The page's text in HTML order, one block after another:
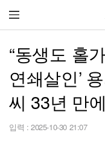
“동생도 홀
연쇄살인’
씨 33년 만
입력 : 2025-10-30 21:07